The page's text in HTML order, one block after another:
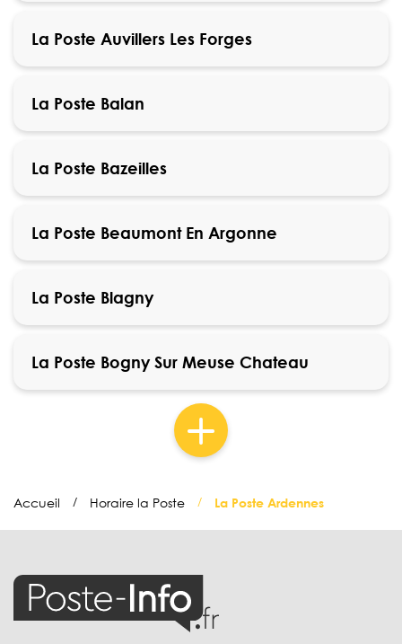
La Poste Auvillers Les Forges
La Poste Balan
La Poste Bazeilles
La Poste Beaumont En Argonne
La Poste Blagny
La Poste Bogny Sur Meuse Chateau
Accueil Horaire la Poste La Poste Ardennes